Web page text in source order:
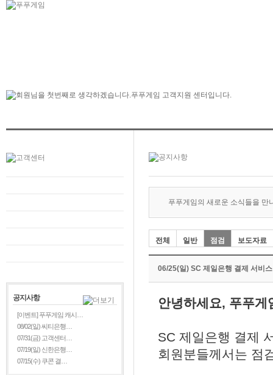
공지사항
[이벤트] 푸푸게임 캐시…
08/02(일) 씨티은행…
07/31(금) 고객센터…
07/19(일) 신한은행…
07/15(수) 쿠콘 결…
푸푸게임의 새로운 소식들을 만
전체 일반 점검 보도자료
06/25(일) SC 제일은행 결제 서비
안녕하세요, 푸푸게
SC 제일은행 결제
회원분들께서는 점